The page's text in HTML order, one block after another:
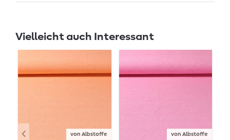
Vielleicht auch Interessant
von Albstoffe von Albstoffe